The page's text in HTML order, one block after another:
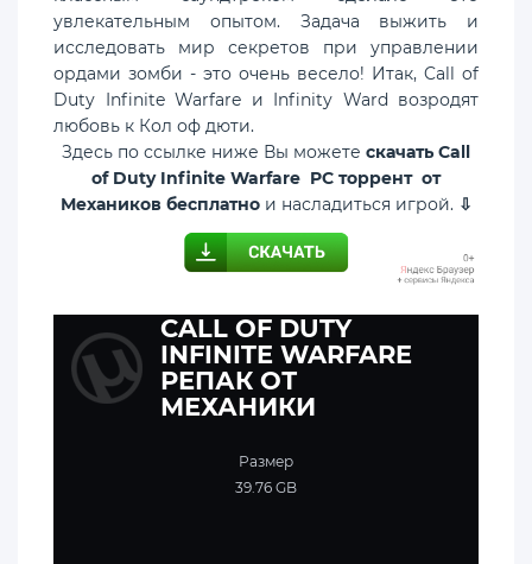
увлекательным опытом. Задача выжить и
исследовать мир секретов при управлении
ордами зомби - это очень весело! Итак, Call of
Duty Infinite Warfare и Infinity Ward возродят
любовь к Кол оф дюти.
Здесь по ссылке ниже Вы можете скачать Call
of Duty Infinite Warfare PC торрент от
Механиков бесплатнои насладиться игрой. ⇩
CALL OF DUTY
INFINITE WARFARE
РЕПАК ОТ
МЕХАНИКИ
Размер
39.76 GB